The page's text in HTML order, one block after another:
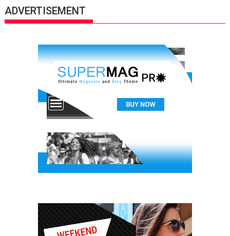
ADVERTISEMENT